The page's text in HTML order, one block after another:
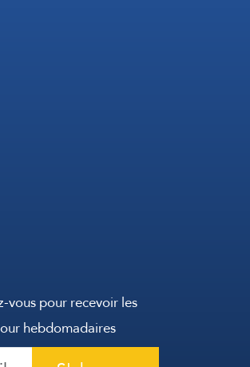
vous pour recevoir les
hebdomadaires